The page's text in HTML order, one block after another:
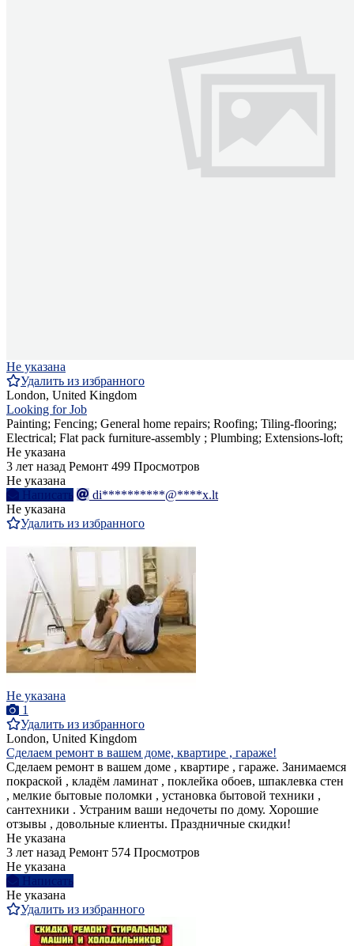
Не указана
Удалить из избранного
London, United Kingdom
Looking for Job
Painting; Fencing; General home repairs; Roofing; Tiling-flooring;
Electrical; Flat pack furniture-assembly ; Plumbing; Extensions-loft;
Не указана
3 лет назад Ремонт 499 Просмотров
Не указана
Написать
di**********@****x.lt
Не указана
Удалить из избранного
Не указана
1
Удалить из избранного
London, United Kingdom
Сделаем ремонт в вашем доме, квартире , гараже!
Сделаем ремонт в вашем доме , квартире , гараже. Занимаемся
покраской , кладём ламинат , поклейка обоев, шпаклевка стен
, мелкие бытовые поломки , установка бытовой техники ,
сантехники . Устраним ваши недочеты по дому. Хорошие
отзывы , довольные клиенты. Праздничные скидки!
Не указана
3 лет назад Ремонт 574 Просмотров
Не указана
Написать
Не указана
Удалить из избранного